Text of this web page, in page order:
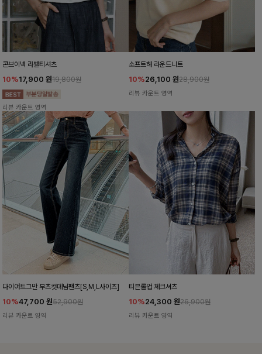
콘브이넥 라벨티셔츠
10%17,900 원19,800원
리뷰 카운트 영역
소프트해 라운드니트
10%26,100 원28,900원
리뷰 카운트 영역
다이어트그만 부츠컷데님팬츠[S,M,L사이즈]
10%47,700 원52,900원
리뷰 카운트 영역
티븐롤업 체크셔츠
10%24,300 원26,900원
리뷰 카운트 영역